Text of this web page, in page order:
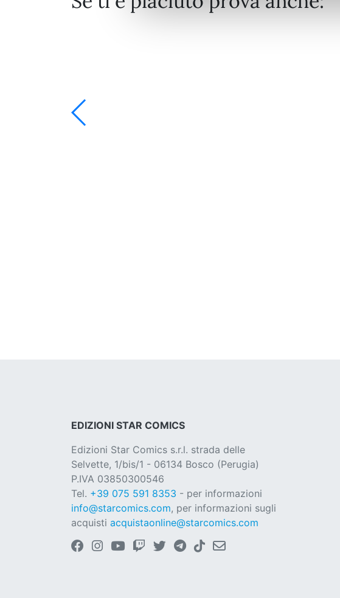
EDIZIONI STAR COMICS
Edizioni Star Comics s.r.l. strada delle
Selvette, 1/bis/1 - 06134 Bosco (Perugia)
P.IVA 03850300546
Tel. +39 075 591 8353 - per informazioni
info@starcomics.com, per informazioni sugli
acquisti acquistaonline@starcomics.com